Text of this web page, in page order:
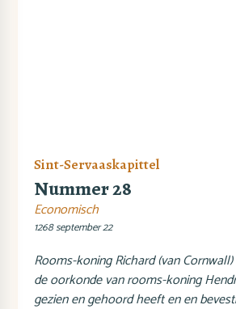
Sint-Servaaskapittel
Nummer 28
Economisch
1268 september 22
Rooms-koning Richard (van
de oorkonde van rooms-koning
gezien en gehoord heeft en en